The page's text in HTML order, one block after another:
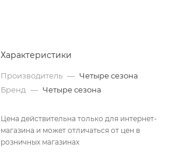
Характеристики
Производитель — Четыре сезона
Бренд — Четыре сезона
Цена действительна только для интернет-
магазина и может отличаться от цен в
розничных магазинах